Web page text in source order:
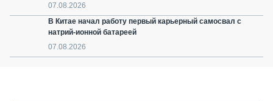
07.08.2026
В Китае начал работу первый карьерный самосвал с
натрий-ионной батареей
07.08.2026